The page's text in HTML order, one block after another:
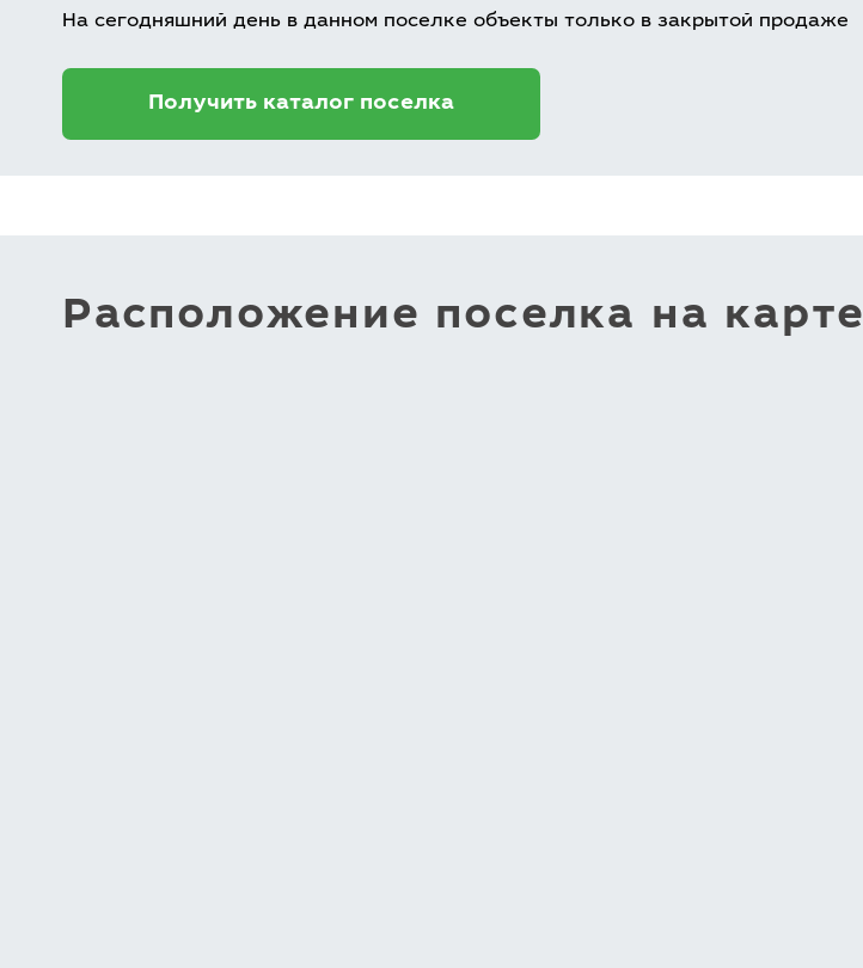
На сегодняшний день в данном поселке объекты только в закрытой продаже
Получить каталог поселка
Расположение поселка на карте